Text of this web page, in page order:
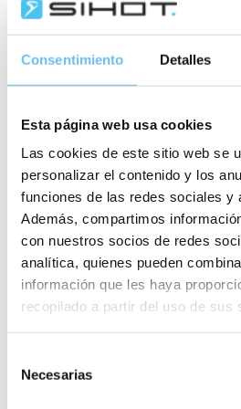
Consentimiento Detalles
Esta página web usa cookies
Las cookies de este sitio web se
personalizar el contenido y los
funciones de las redes sociales y
Además, compartimos
con nuestros socios de redes
analítica, quienes pueden
información que les haya
recopilado a partir del uso de sus
Necesarias
Fragen beantworten. Das Versenden
Flughafentransfers, Mahlzeiten oder
Sogar Rechnungen können
der Zeit spart. So wurde zum Beispiel
Suites Resort in Portugal die Check-
die Einarbeitung neuer Mitarbeitenden
vier Wochen auf nur eine Woche
Im Hotel Wettbewerb erfolgreich
Du stehst vor einer kniffligen Situation
operative Herausforderungen können